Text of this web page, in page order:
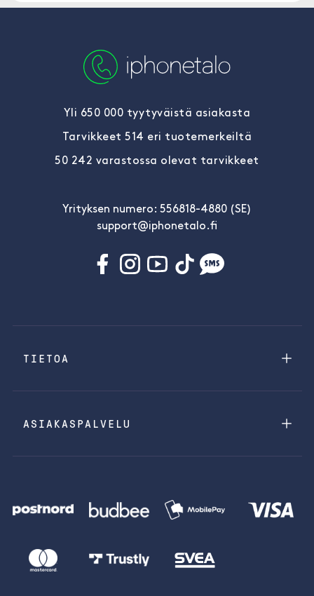
Yli 650 000 tyytyväistä asiakasta
Tarvikkeet 514 eri tuotemerkeiltä
50 242 varastossa olevat tarvikkeet
Yrityksen numero: 556818-4880 (SE)
support@iphonetalo.fi
TIETOA
ASIAKASPALVELU